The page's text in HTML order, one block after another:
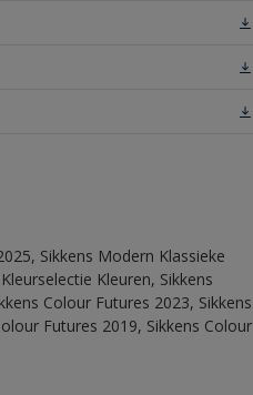
Sikkens Modern Klassieke
Kleuren, Sikkens
Colour Futures 2023, Sikkens
Futures 2019, Sikkens Colour